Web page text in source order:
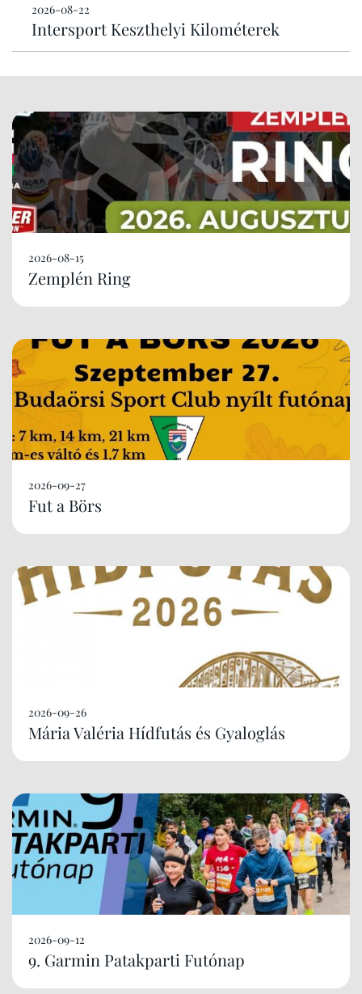
2026-08-22
Intersport Keszthelyi Kilométerek
2026-08-15
Zemplén Ring
2026-09-27
Fut a Börs
2026-09-26
Mária Valéria Hídfutás és Gyaloglás
2026-09-12
9. Garmin Patakparti Futónap